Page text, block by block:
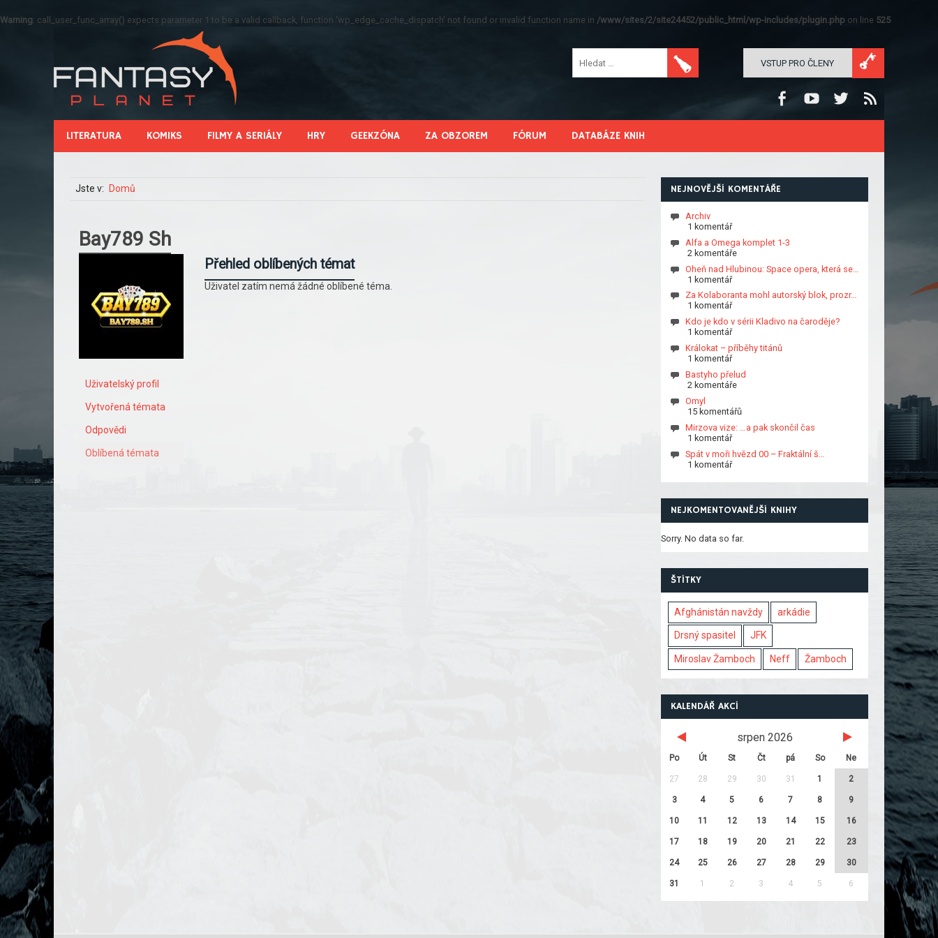
Warning: call_user_func_array() expects parameter 1 to be a valid callback, function 'wp_edge_cache_dispatch' not found or invalid function name in /www/sites/2/site24452/public_html/wp-includes/plugin.php on line 525
VSTUP PRO ČLENY
LITERATURA KOMIKS FILMY A SERIÁLY HRY GEEKZÓNA ZA OBZOREM FÓRUM DATABÁZE KNIH
Jste v: Domů
Bay789 Sh
Uživatelský profil
Vytvořená témata
Odpovědi
Oblíbená témata
Přehled oblíbených témat
Uživatel zatím nemá žádné oblíbené téma.
NEJNOVĚJŠÍ KOMENTÁŘE
Archiv
1 komentář
Alfa a Omega komplet 1-3
2 komentáře
Oheň nad Hlubinou: Space opera, která se…
1 komentář
Za Kolaboranta mohl autorský blok, prozr…
1 komentář
Kdo je kdo v sérii Kladivo na čaroděje?
1 komentář
Králokat – příběhy titánů
1 komentář
Bastyho přelud
2 komentáře
Omyl
15 komentářů
Mirzova vize: …a pak skončil čas
1 komentář
Spát v moři hvězd 00 – Fraktální š…
1 komentář
NEJKOMENTOVANĚJŠÍ KNIHY
Sorry. No data so far.
ŠTÍTKY
Afghánistán navždy arkádie
Drsný spasitel JFK
Miroslav Žamboch Neff Žamboch
KALENDÁŘ AKCÍ
srpen 2026
Po Út St Čt pá So Ne
27 28 29 30 31 1 2
3 4 5 6 7 8 9
10 11 12 13 14 15 16
17 18 19 20 21 22 23
24 25 26 27 28 29 30
31 1 2 3 4 5 6